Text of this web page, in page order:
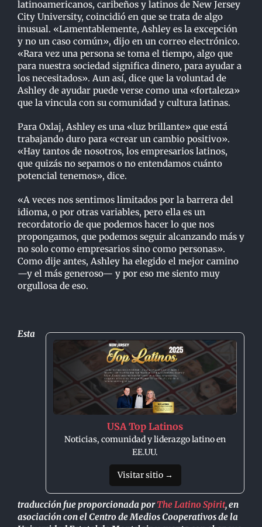
latinoamericanos, caribeños y latinos de New Jersey
City University, coincidió en que se trata de algo
inusual. «Lamentablemente, Ashley es la excepción
y no un caso común», dijo en un correo electrónico.
«Rara vez una persona se toma el tiempo, algo que
para nuestra sociedad significa dinero, para ayudar a
los necesitados». Aun así, dice que la voluntad de
Ashley de ayudar puede verse como una «fortaleza»
que la vincula con su comunidad y cultura latinas.
Para Oxlaj, Ashley es una «luz brillante» que está
trabajando duro para «crear un cambio positivo».
«Hay tantos de nosotros, los empresarios latinos,
que quizás no sepamos o no entendamos cuánto
potencial tenemos», dice.
«A veces nos sentimos limitados por la barrera del
idioma, o por otras variables, pero ella es un
recordatorio de que podemos hacer lo que nos
propongamos, que podemos seguir alcanzando más y
no solo como empresarios sino como personas».
Como dije antes, Ashley ha elegido el mejor camino
—y el más generoso— y por eso me siento muy
orgullosa de eso.
USA Top Latinos
Noticias, comunidad y liderazgo latino en
EE.UU.
Visitar sitio →
Esta
traducción fue proporcionada porThe Latino Spirit, en
asociación con el Centro de Medios Cooperativos de la